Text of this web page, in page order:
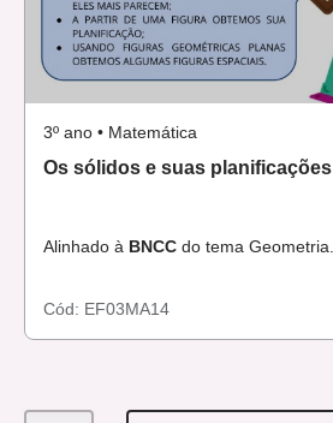
3º ano • Matemática
Os sólidos e suas planificações
Alinhado à BNCC do tema Geometria.
Cód: EF03MA14